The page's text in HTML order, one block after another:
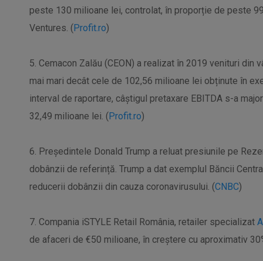
peste 130 milioane lei, controlat, în proporție de peste
Ventures. (Profit.ro)
5. Cemacon Zalău (CEON) a realizat în 2019 venituri din
mai mari decât cele de 102,56 milioane lei obținute în
interval de raportare, câștigul pretaxare EBITDA s-a
32,49 milioane lei. (Profit.ro)
6. Președintele Donald Trump a reluat presiunile pe
dobânzii de referință. Trump a dat exemplul Băncii
reducerii dobânzii din cauza coronavirusului. (CNBC)
7. Compania iSTYLE Retail România, retailer specializat
de afaceri de €50 milioane, în creştere cu aproximativ